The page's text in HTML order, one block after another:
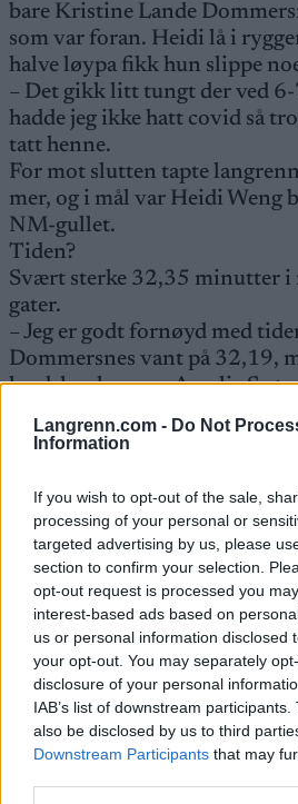
Langrenn.com - Do Not
Information
If you wish to opt-out of the sale,
processing of your personal or
targeted advertising by us, please
section to confirm your selection.
opt-out request is processed you
interest-based ads based on
us or personal information disclosed
your opt-out. You may separately
disclosure of your personal
IAB’s list of downstream
also be disclosed by us to third
Downstream Participants that may
bare Kristine Lande
som var foran. Heidi lå i
halve løypa fikk hun slippe
– Det gikk litt tungt der ved
hadde jeg ikke hatt covid så
tatt henne.
For mot slutten tapte
mer, og i mål var Heidi Weng
NM-gullet.
Tiden?
Svært sterke 32,35 minutter i
gater.
– Jeg er godt fornøyd med
Dommersnes vant på 32,19,
landslagsløperen Amalie
bronsen med 32,47 i dette
2.plass på halvmaraton i
Iver også med kjempeløp
Og langrennsløperne
Oslo Maraton. Landslagets
Andersen løp inn til 2.plass
meget sterke 1.08,47 i den
Han var to og et halv minutt
Fissehatsion, som vant på
landslagsløperen har en
under 61 minutter.